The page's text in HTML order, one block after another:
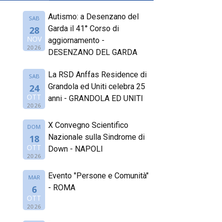
SAB
28
NOV
2026
Autismo: a Desenzano del
Garda il 41° Corso di
aggiornamento -
DESENZANO DEL GARDA
SAB
24
OTT
2026
La RSD Anffas Residence di
Grandola ed Uniti celebra 25
anni - GRANDOLA ED UNITI
DOM
18
OTT
2026
X Convegno Scientifico
Nazionale sulla Sindrome di
Down - NAPOLI
MAR
6
OTT
2026
Evento "Persone e Comunità"
- ROMA